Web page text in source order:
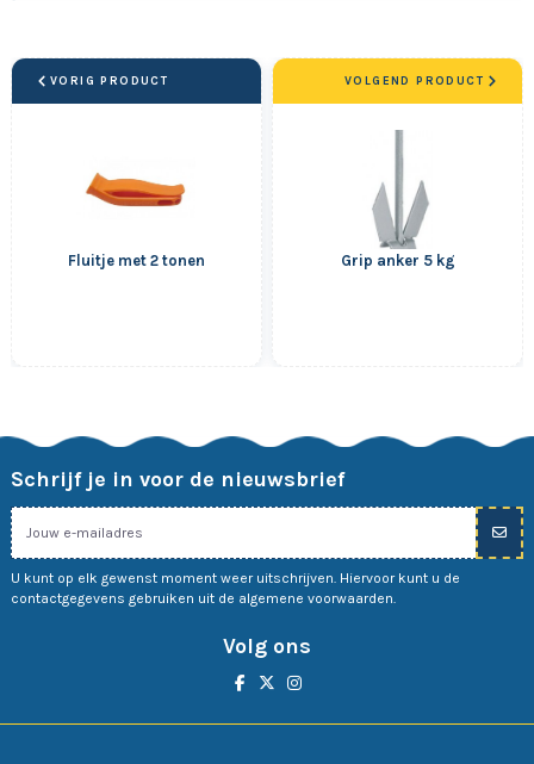
VORIG PRODUCT
Fluitje met 2 tonen Grip anker 5 kg
VOLGEND PRODUCT
Schrijf je in voor de nieuwsbrief
U kunt op elk gewenst moment weer uitschrijven. Hiervoor kunt u de
contactgegevens gebruiken uit de algemene voorwaarden.
Volg ons